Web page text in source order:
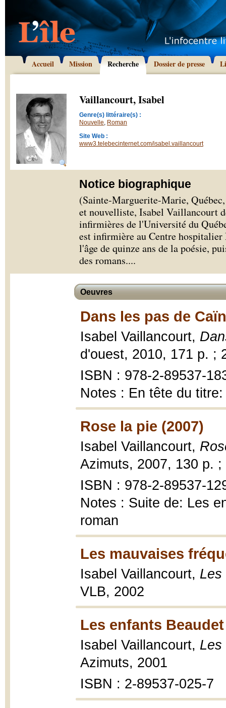
Accueil Mission Recherche Dossier de presse
Vaillancourt, Isabel
Genre(s) littéraire(s) :
Nouvelle, Roman
Site Web :
www3.telebecinternet.com/isabel.vaillancourt
Notice biographique
(Sainte-Marguerite-Marie,
et nouvelliste, Isabel Vaillancourt
infirmières de l'Université du
est infirmière au Centre
l'âge de quinze ans de la poésie,
des romans....
Oeuvres
Dans les pas de
Isabel Vaillancourt,
d'ouest, 2010, 171 p. ;
ISBN : 978-2-89537-
Notes : En tête du
Rose la pie (2007)
Isabel Vaillancourt,
Azimuts, 2007, 130 p. ;
ISBN : 978-2-89537-
Notes : Suite de: Les
roman
Les mauvaises
Isabel Vaillancourt, Les
VLB, 2002
Les enfants Beaudet
Isabel Vaillancourt, Les
Azimuts, 2001
ISBN : 2-89537-025-7